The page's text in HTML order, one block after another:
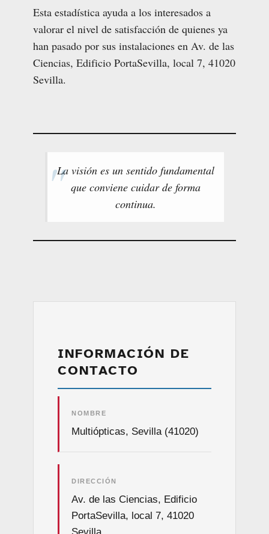
Esta estadística ayuda a los interesados a
valorar el nivel de satisfacción de quienes ya
han pasado por sus instalaciones en Av. de las
Ciencias, Edificio PortaSevilla, local 7, 41020
Sevilla.
La visión es un sentido fundamental
que conviene cuidar de forma
continua.
INFORMACIÓN DE
CONTACTO
NOMBRE
Multiópticas, Sevilla (41020)
DIRECCIÓN
Av. de las Ciencias, Edificio
PortaSevilla, local 7, 41020